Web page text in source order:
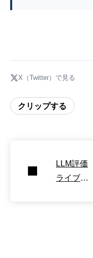
X（Twitter）で見る
クリップする
LLM評価
ライブラ